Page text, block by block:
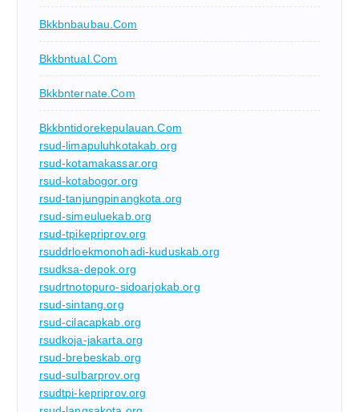
Bkkbnbaubau.com
Bkkbntual.com
Bkkbnternate.com
Bkkbntidorekepulauan.com
rsud-limapuluhkotakab.org
rsud-kotamakassar.org
rsud-kotabogor.org
rsud-tanjungpinangkota.org
rsud-simeuluekab.org
rsud-tpikepriprov.org
rsuddrloekmonohadi-kuduskab.org
rsudksa-depok.org
rsudrtnotopuro-sidoarjokab.org
rsud-sintang.org
rsud-cilacapkab.org
rsudkoja-jakarta.org
rsud-brebeskab.org
rsud-sulbarprov.org
rsudtpi-kepriprov.org